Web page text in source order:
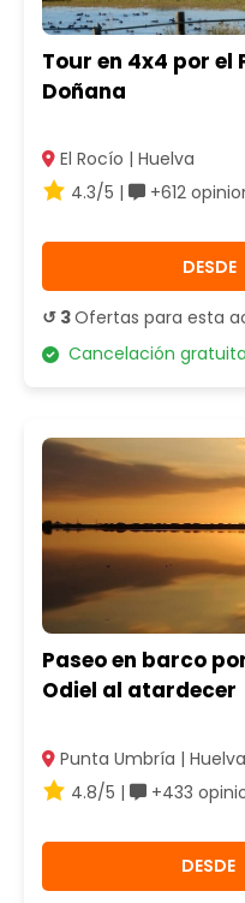
Tour en 4x4 por el
Doñana
El Rocío | Huelva
4.3/5 |
+612
DESDE
↺ 3Ofertas para esta
Cancelación gratuita
Paseo en barco
Odiel al atardecer
Punta Umbría | Huelva
4.8/5 |
+433
DESDE